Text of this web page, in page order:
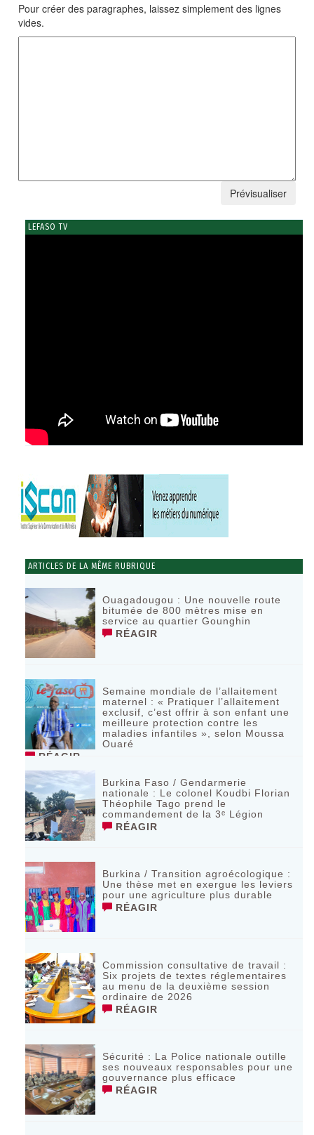
Pour créer des paragraphes, laissez simplement des lignes
vides.
LEFASO TV
ARTICLES DE LA MÊME RUBRIQUE
Ouagadougou : Une nouvelle route
bitumée de 800 mètres mise en
service au quartier Gounghin
RÉAGIR
Semaine mondiale de l’allaitement
maternel : « Pratiquer l’allaitement
exclusif, c’est offrir à son enfant une
meilleure protection contre les
maladies infantiles », selon Moussa
Ouaré
RÉAGIR
Burkina Faso / Gendarmerie
nationale : Le colonel Koudbi Florian
Théophile Tago prend le
commandement de la 3ᵉ Légion
RÉAGIR
Burkina / Transition agroécologique :
Une thèse met en exergue les leviers
pour une agriculture plus durable
RÉAGIR
Commission consultative de travail :
Six projets de textes réglementaires
au menu de la deuxième session
ordinaire de 2026
RÉAGIR
Sécurité : La Police nationale outille
ses nouveaux responsables pour une
gouvernance plus efficace
RÉAGIR